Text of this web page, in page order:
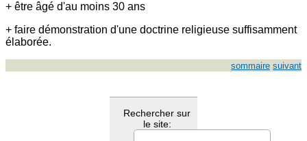
+ être âgé d'au moins 30 ans
+ faire démonstration d'une doctrine religieuse suffisamment
élaborée.
sommaire suivant
Rechercher sur
le site: